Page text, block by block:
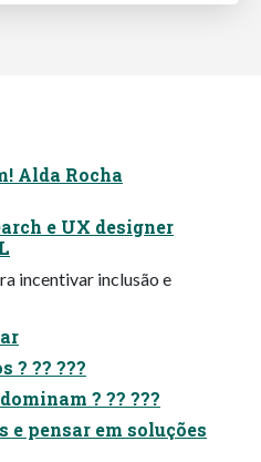
Alda Rocha
e UX designer
incentivar inclusão e
? ?? ???
? ?? ???
e pensar em soluções